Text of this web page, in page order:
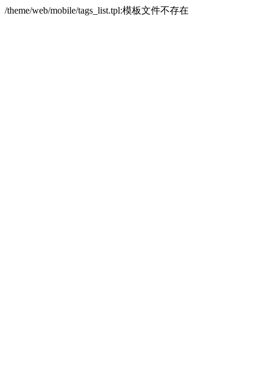
/theme/web/mobile/tags_list.tpl:模板文件不存在